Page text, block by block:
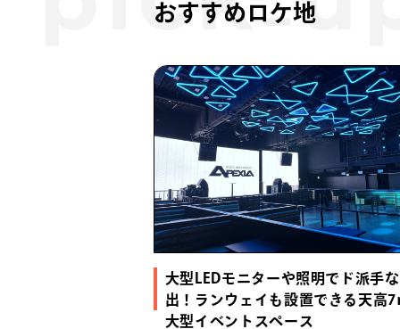
おすすめロケ地
大型LEDモニターや照明でド派手
出！ランウェイも設置できる天高7
大型イベントスペース